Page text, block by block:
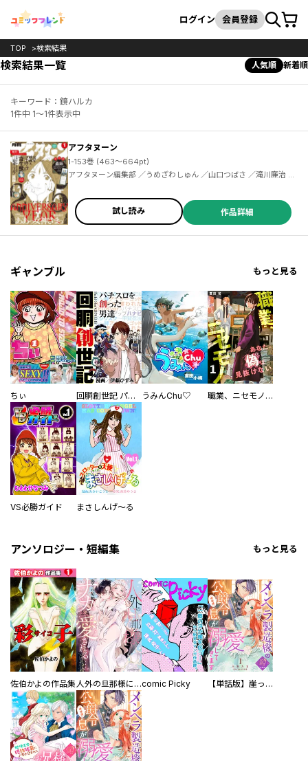
検索
ログイン 会員登録カート
TOP 検索結果
検索結果一覧 人気順 新着順
キーワード：鏡ハルカ
1件中 1～1件表示中
アフタヌーン
1-153巻 (463～664pt)
アフタヌーン編集部 ／うめざわしゅん ／山口つばさ ／滝川廉治 ／陶延リュウ ／つるまいかだ ／沙村広明 ／小西明日翔 ／ひぐちアサ ／幸村誠 ／岩明均 ／北道正幸 ／ゆうち巳くみ ／市川春子 ／三浦風 ／芝村裕吏 ／キムラダイスケ ／藤島康介 ／真刈信二 ／ＤＯＵＢＬＥ－Ｓ ／椎名うみ ／榎本俊二 ／安彦良和 ／木尾士目 ／川合円 ／珈琲 ／綾辻行人 ／清原絃 ／青木U平 ／よしづきくみち ／鏡ハルカ ／西本英雄 ／カラスヤサトシ ／石黒正数 ／城戸志保 ／田中相 ／皆川亮二 ／ＦｉｏｋＬｅｅ ／陶延リュウ ／泥ノ田犬彦
／吉浦康裕 ／前田めぐむ ／三池画丈 ／相沢沙呼 ／リチャード・ウー ／芳崎せいむ ／武梨えり ／パミラ ／漆原友紀 ／鷹野聖月 ／ＳＵＧＩＮＡＭＩ ／ヨシダ。 ／ユペチカ ／藤想 ／飴井涼 ／一穂ミチ ／嵐山のり ／よしづきくみち ／大森センター ／五十嵐大介 ／熊倉隆敏 ／弐瓶勉 ／戸井理恵 ／雨松 ／木村紺 ／庄司創 ／秀河憲伸 ／文月タカヒロ ／イシダナオキ ／田丸浩史 ／嵐山のり ／前田めぐむ ／那須野銀子 ／冬目ケイ ／若緒 ／赤星トモ ／鶴田謙二 ／黒田硫黄 ／閂夜明 ／門野民緒 ／芝村裕吏
試し読み 作品詳細
ギャンブル もっと見る
ちぃ 回胴創世記 パチスロを創った男達 うみんChu♡ 職業、ニセモノ～あなたに偽は見抜けない【電子単行本版】
VS必勝ガイド まさしんげ～る
アンソロジー・短編集 もっと見る
佐伯かよの作品集 人外の旦那様に娶られ毎晩ナカまで愛される…。アンソロジーcomic Picky 【単話版】崖っぷち令嬢ですが、意地と策略で幸せになります！シリーズ